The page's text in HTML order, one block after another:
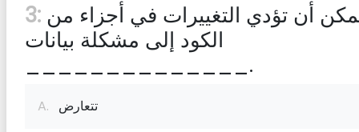
3:
الكود إلى مشكلة بيانات
______________.
A. تتعارض